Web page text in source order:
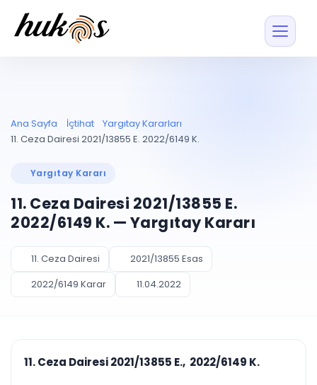
Entegrasyonu
UYAP ile otomatik
UYAP Evrak
Entegrasyonu
UETS Entegrasyonu
Tebligatları anında
Müvekkil ve taraf
Vekalet
PLANLAMA & TAKİP
Pano ve Takip
Duruşma ve görev
takvimi
takibi
Blog
Ücretsiz Başlayın Giriş Yap
Ana Sayfa İçtihat
Yargıtay Kararları
11. Ceza Dairesi 2021/13855 E. 2022/6149 K.
Yargıtay Kararı
11. Ceza Dairesi 2021/13855 E.
2022/6149 K. — Yargıtay Kararı
11. Ceza Dairesi
2021/13855 Esas
2022/6149 Karar
11.04.2022
11. Ceza Dairesi 2021/13855 E., 2022/6149 K.